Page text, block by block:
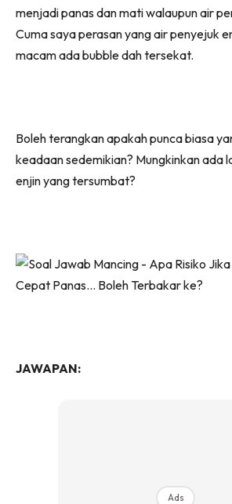
menjadi panas dan mati walaupun air
Cuma saya perasan yang air penyejuk
macam ada bubble dah tersekat.
Boleh terangkan apakah punca biasa
keadaan sedemikian? Mungkinkan ada
enjin yang tersumbat?
JAWAPAN:
Ads